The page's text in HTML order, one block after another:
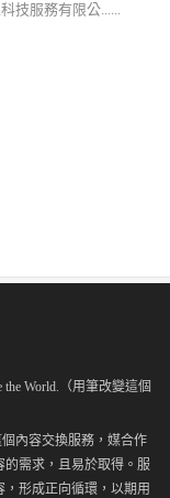
技服務有限公......
World.（用筆改變這個
個內容交換服務，媒合作
需求，且易於取得。服
形成正向循環，以期用